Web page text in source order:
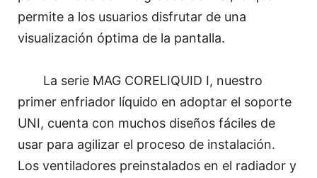
permite a los usuarios disfrutar de una
visualización óptima de la pantalla.
La serie MAG CORELIQUID I, nuestro
primer enfriador líquido en adoptar el soporte
UNI, cuenta con muchos diseños fáciles de
usar para agilizar el proceso de instalación.
Los ventiladores preinstalados en el radiador y